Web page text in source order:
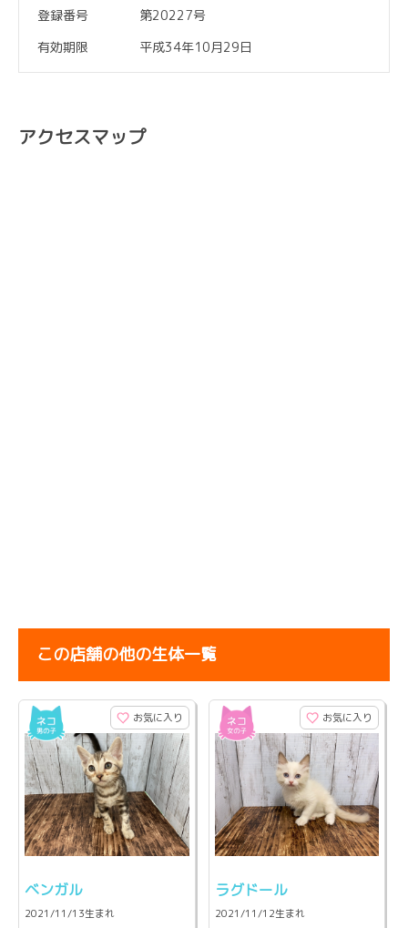
登録番号
第20227号
有効期限
平成34年10月29日
アクセスマップ
この店舗の他の生体一覧
お気に入り
ベンガル
2021/11/13生まれ
お気に入り
ラグドール
2021/11/12生まれ